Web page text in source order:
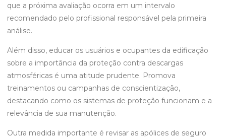
que a próxima avaliação ocorra em um intervalo
recomendado pelo profissional responsável pela primeira
análise.
Além disso, educar os usuários e ocupantes da edificação
sobre a importância da proteção contra descargas
atmosféricas é uma atitude prudente. Promova
treinamentos ou campanhas de conscientização,
destacando como os sistemas de proteção funcionam e a
relevância de sua manutenção.
Outra medida importante é revisar as apólices de seguro